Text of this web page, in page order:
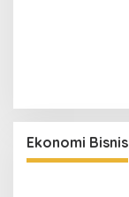
Ekonomi Bisnis